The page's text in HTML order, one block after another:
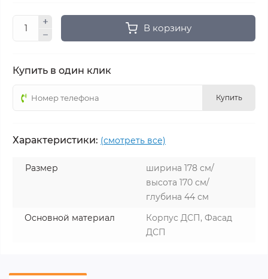
В корзину
Купить в один клик
Купить
Характеристики: (смотреть все)
Размер
ширина 178 см/
высота 170 см/
глубина 44 см
Основной материал
Корпус ДСП, Фасад
ДСП